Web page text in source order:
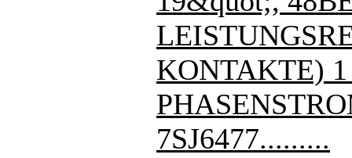
KONTAKTE)
7SJ6477.........